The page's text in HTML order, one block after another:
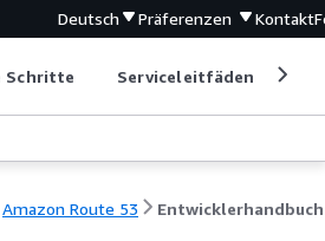
Deutsch Präferenzen Kontakt
Schritte Serviceleitfäden
Amazon Route 53 Entwicklerhandbuch